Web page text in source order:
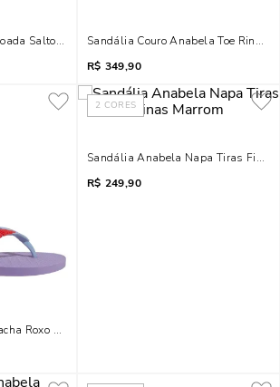
Salto Médio MarromSandália Couro Anabela Toe Ring
R$ 349,90
Roxo Lupine
2 CORES
Sandália Anabela Napa Tiras Finas
R$ 249,90